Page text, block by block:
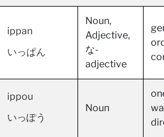
ippan
いっぱん
Noun,
Adjective,
な-
adjective
ippou
いっぽう
Noun